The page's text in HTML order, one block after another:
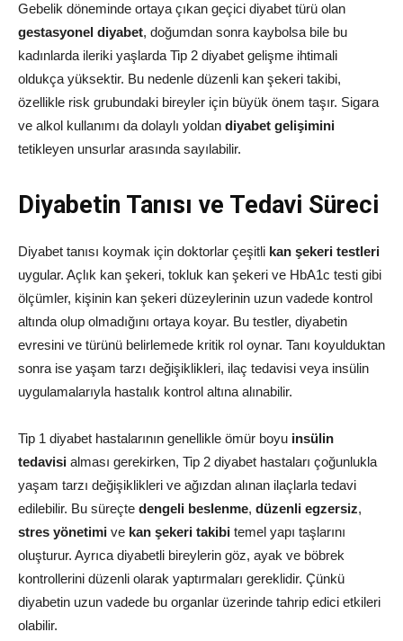
Gebelik döneminde ortaya çıkan geçici diyabet türü olan
gestasyonel diyabet, doğumdan sonra kaybolsa bile bu
kadınlarda ileriki yaşlarda Tip 2 diyabet gelişme ihtimali
oldukça yüksektir. Bu nedenle düzenli kan şekeri takibi,
özellikle risk grubundaki bireyler için büyük önem taşır. Sigara
ve alkol kullanımı da dolaylı yoldan diyabet gelişimini
tetikleyen unsurlar arasında sayılabilir.
Diyabetin Tanısı ve Tedavi Süreci
Diyabet tanısı koymak için doktorlar çeşitli kan şekeri testleri
uygular. Açlık kan şekeri, tokluk kan şekeri ve HbA1c testi gibi
ölçümler, kişinin kan şekeri düzeylerinin uzun vadede kontrol
altında olup olmadığını ortaya koyar. Bu testler, diyabetin
evresini ve türünü belirlemede kritik rol oynar. Tanı koyulduktan
sonra ise yaşam tarzı değişiklikleri, ilaç tedavisi veya insülin
uygulamalarıyla hastalık kontrol altına alınabilir.
Tip 1 diyabet hastalarının genellikle ömür boyu insülin
tedavisi alması gerekirken, Tip 2 diyabet hastaları çoğunlukla
yaşam tarzı değişiklikleri ve ağızdan alınan ilaçlarla tedavi
edilebilir. Bu süreçte dengeli beslenme, düzenli egzersiz,
stres yönetimi ve kan şekeri takibi temel yapı taşlarını
oluşturur. Ayrıca diyabetli bireylerin göz, ayak ve böbrek
kontrollerini düzenli olarak yaptırmaları gereklidir. Çünkü
diyabetin uzun vadede bu organlar üzerinde tahrip edici etkileri
olabilir.